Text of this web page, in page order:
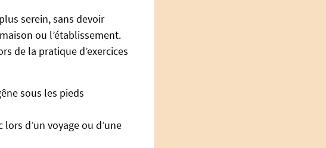
serein, sans devoir
ou l’établissement.
de la pratique d’exercices
sous les pieds
d’un voyage ou d’une